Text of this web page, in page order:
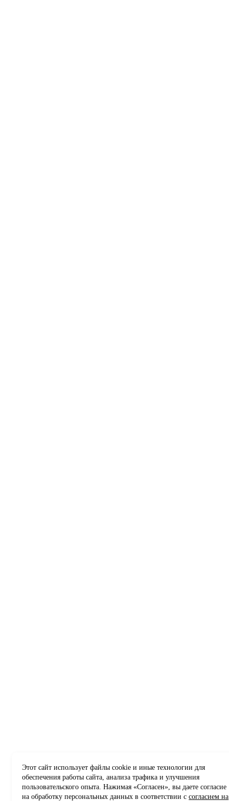
Этот сайт использует файлы cookie и иные технологии для
обеспечения работы сайта, анализа трафика и улучшения
пользовательского опыта. Нажимая «Согласен», вы даете согласие
на обработку персональных данных в соответствии ссогласием на